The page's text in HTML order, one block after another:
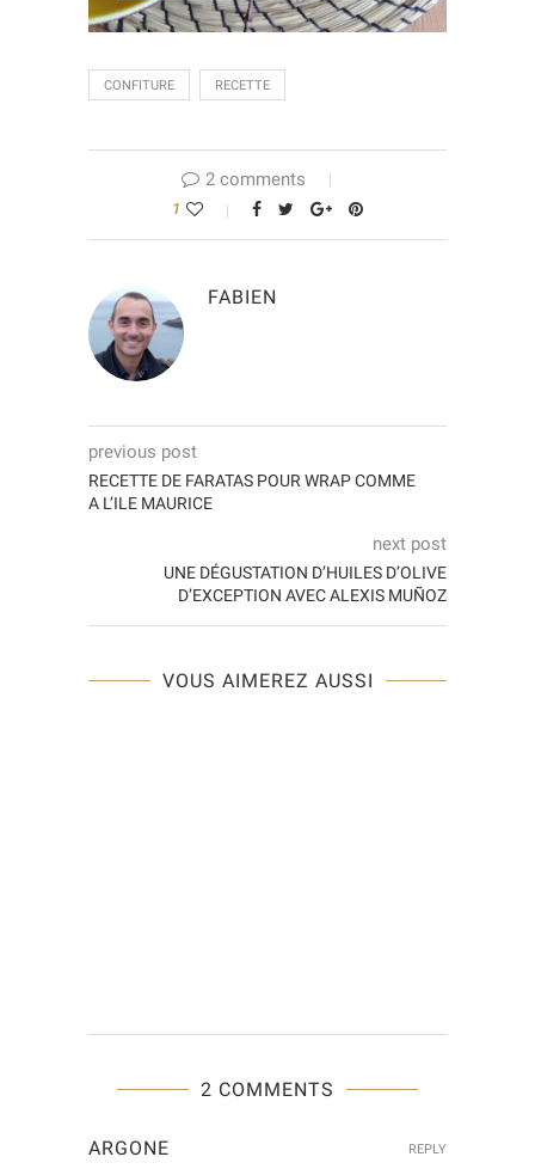
CONFITURE RECETTE
2 comments
1
FABIEN
previous post
RECETTE DE FARATAS POUR WRAP COMME
A L’ILE MAURICE
next post
UNE DÉGUSTATION D’HUILES D’OLIVE
D’EXCEPTION AVEC ALEXIS MUÑOZ
VOUS AIMEREZ AUSSI
2 COMMENTS
ARGONE REPLY